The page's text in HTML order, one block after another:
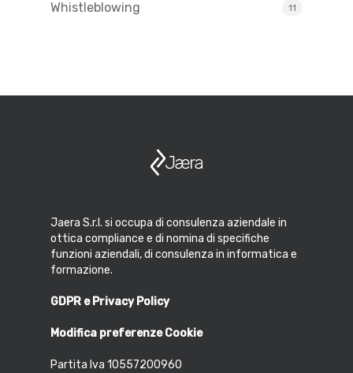
Whistleblowing 11
Jaera S.r.l. si occupa di consulenza aziendale in
ottica compliance e di nomina di specifiche
funzioni aziendali, di consulenza in informatica e
formazione.
GDPR e Privacy Policy
Modifica preferenze Cookie
Partita Iva 10557200960